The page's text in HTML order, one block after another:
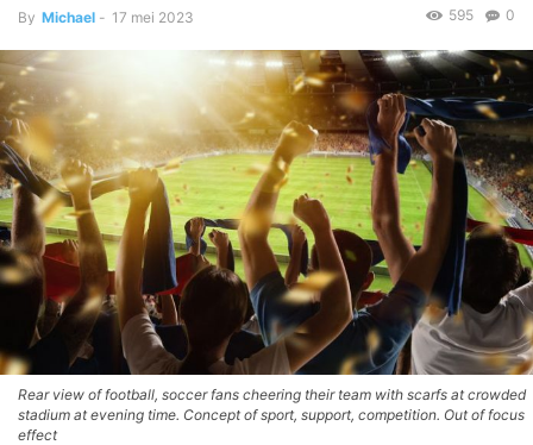
By Michael - 17 mei 2023 0
595
Rear view of football, soccer fans cheering their team with scarfs at crowded
stadium at evening time. Concept of sport, support, competition. Out of focus
effect